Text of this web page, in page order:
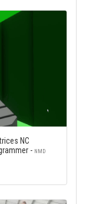
NC
(Usinage 3 axes) / NC Mold and Die Programmer - NMD